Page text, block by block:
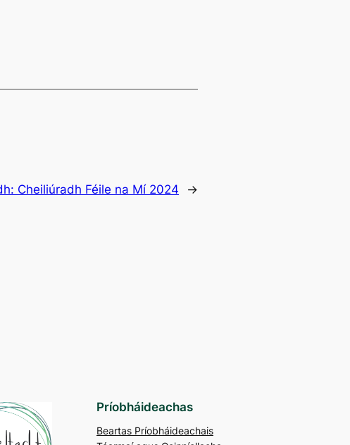
Cheiliúradh Féile na Mí 2024 →
Príobháideachas
Beartas Príobháideachais